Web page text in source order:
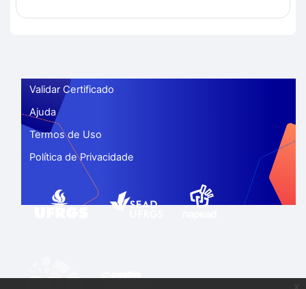
Validar Certificado
Ajuda
Termos de Uso
Política de Privacidade